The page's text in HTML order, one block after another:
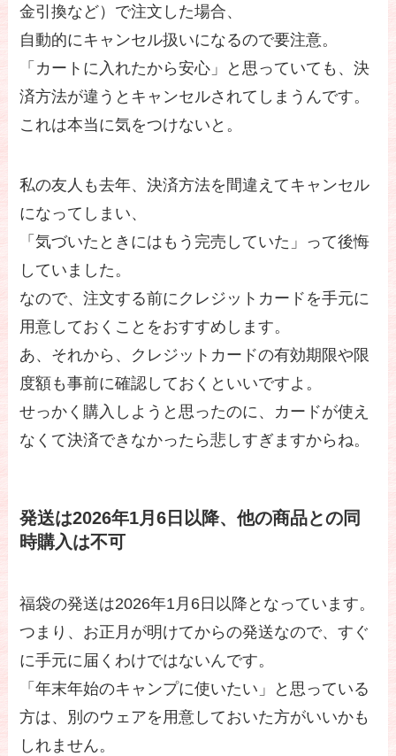
金引換など）で注文した場合、
自動的にキャンセル扱いになるので要注意。
「カートに入れたから安心」と思っていても、決
済方法が違うとキャンセルされてしまうんです。
これは本当に気をつけないと。
私の友人も去年、決済方法を間違えてキャンセル
になってしまい、
「気づいたときにはもう完売していた」って後悔
していました。
なので、注文する前にクレジットカードを手元に
用意しておくことをおすすめします。
あ、それから、クレジットカードの有効期限や限
度額も事前に確認しておくといいですよ。
せっかく購入しようと思ったのに、カードが使え
なくて決済できなかったら悲しすぎますからね。
発送は2026年1月6日以降、他の商品との同
時購入は不可
福袋の発送は2026年1月6日以降となっています。
つまり、お正月が明けてからの発送なので、すぐ
に手元に届くわけではないんです。
「年末年始のキャンプに使いたい」と思っている
方は、別のウェアを用意しておいた方がいいかも
しれません。